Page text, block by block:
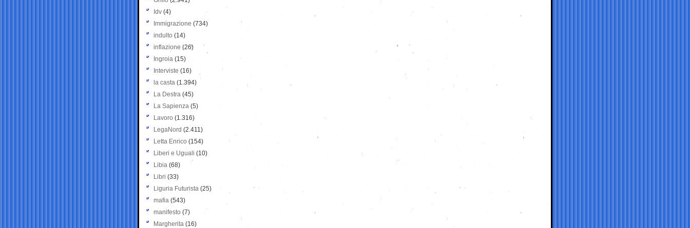
Idv (4)
Immigrazione (734)
indulto (14)
inflazione (26)
Ingroia (15)
Interviste (16)
la casta (1.394)
La Destra (45)
La Sapienza (5)
Lavoro (1.316)
LegaNord (2.411)
Letta Enrico (154)
Liberi e Uguali (10)
Libia (68)
Libri (33)
Liguria Futurista (25)
mafia (543)
manifesto (7)
Margherita (16)